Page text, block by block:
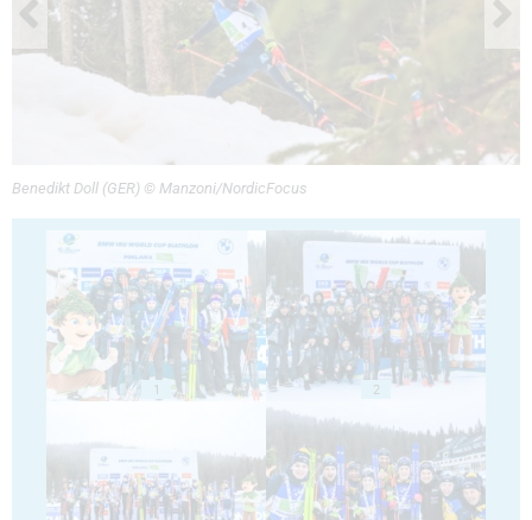
Benedikt Doll (GER) © Manzoni/NordicFocus
1 2